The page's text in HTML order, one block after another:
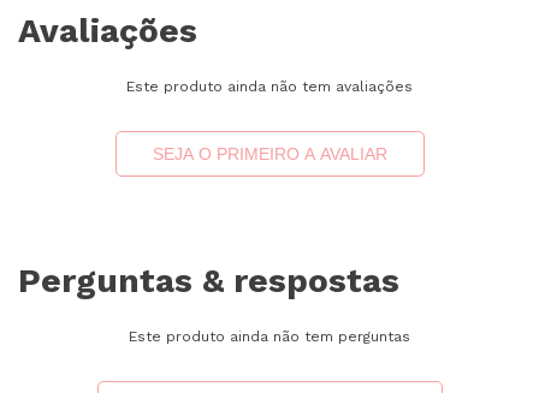
Avaliações
Este produto ainda não tem avaliações
SEJA O PRIMEIRO A AVALIAR
Perguntas & respostas
Este produto ainda não tem perguntas